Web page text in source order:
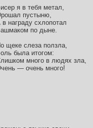
я в тебя метал,
пустыню,
в награду схлопотал
по дыне.
щеке слеза ползла,
была итогом:
много в людях зла,
— очень много!